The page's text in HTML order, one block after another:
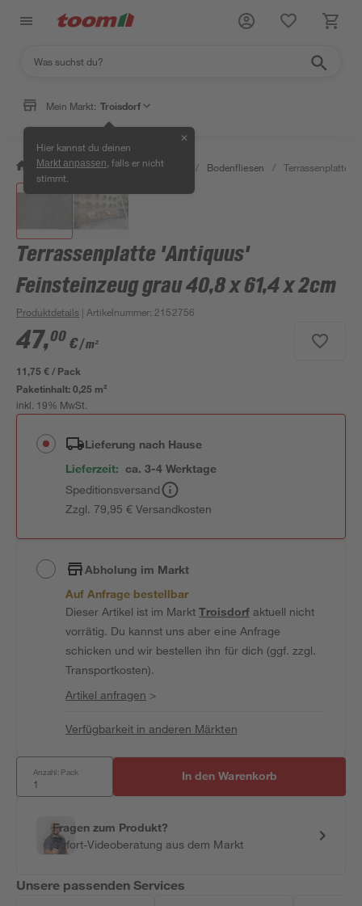
Mein Markt: Troisdorf
Hier kannst du deinen
Markt anpassen , falls er nicht
stimmt.
✕
/ Bauen & Renovieren / Fliesen / Bodenfliesen / Terrassenplatte
Terrassenplatte 'Antiquus'
Feinsteinzeug grau 40,8 x 61,4 x 2cm
Produktdetails | Artikelnummer: 2152756
47,00 €/ m²
11,75 € / Pack
Paketinhalt:0,25 m²
inkl. 19% MwSt.
Lieferung nach Hause
Lieferzeit: ca. 3-4 Werktage
Speditionsversand
Zzgl. 79,95 € Versandkosten
Abholung im Markt
Auf Anfrage bestellbar
Dieser Artikel ist im MarktTroisdorfaktuell nicht
vorrätig. Du kannst uns aber eine Anfrage
schicken und wir bestellen ihn für dich (ggf. zzgl.
Transportkosten).
Artikel anfragen >
Verfügbarkeit in anderen Märkten
Anzahl: Pack In den Warenkorb
Fragen zum Produkt?
Sofort-Videoberatung aus dem Markt
Unsere passenden Services